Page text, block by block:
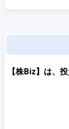
【株Biz】は、